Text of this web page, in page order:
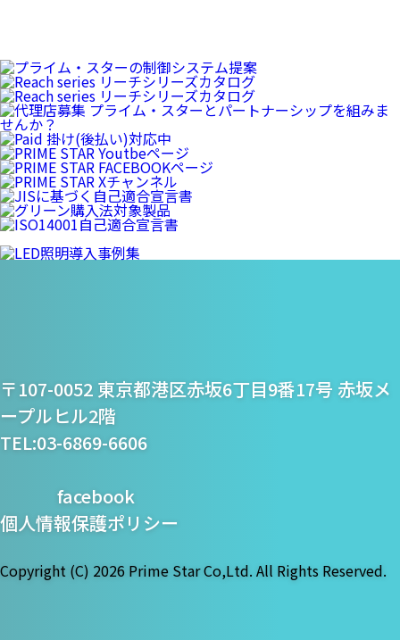
プライム・スター株式
会社
〒107-0052 東京都港区赤坂6丁目9番17号 赤坂メ
ープルヒル2階
TEL:03-6869-6606
facebook
個人情報保護ポリシー
Copyright (C) 2026 Prime Star Co,Ltd. All Rights Reserved.